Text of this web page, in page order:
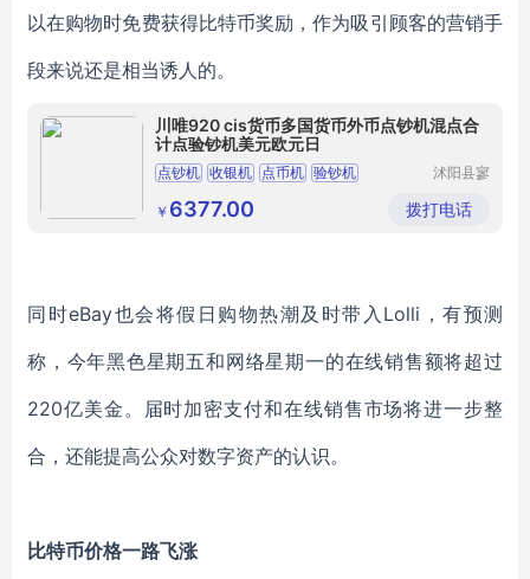
以在购物时免费获得比特币奖励，作为吸引顾客的营销手
段来说还是相当诱人的。
川唯920 cis货币多国货币外币点钞机混点合
计点验钞机美元欧元日
点钞机 收银机 点币机 验钞机
沭阳县寥
子商务有
限公司
￥ 6377.00 拨打电话
同时eBay也会将假日购物热潮及时带入 Lolli ， 有预测
称，今年黑色星期五和网络星期一的在线销售额将超过
220亿美金。届时加密支付和在线销售市场将进一步整
合，还能提高公众对数字资产的认识。
比特币价格一路飞涨